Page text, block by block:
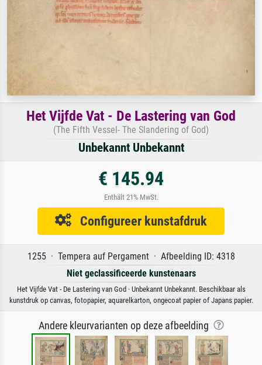
Het Vijfde Vat - De Lastering van God
(The Fifth Vessel- The Slandering of God)
Unbekannt Unbekannt
€ 145.94
Enthält 21% MwSt.
Configureer kunstafdruk
1255 · Tempera auf Pergament · Afbeelding ID: 4318
Niet geclassificeerde kunstenaars
Het Vijfde Vat - De Lastering van God · Unbekannt Unbekannt. Beschikbaar als
kunstdruk op canvas, fotopapier, aquarelkarton, ongecoat papier of Japans papier.
Andere kleurvarianten op deze afbeelding